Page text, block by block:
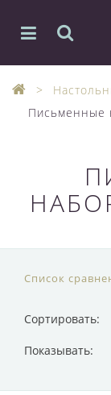
Письменные
Список
Сортировать:
Показывать: